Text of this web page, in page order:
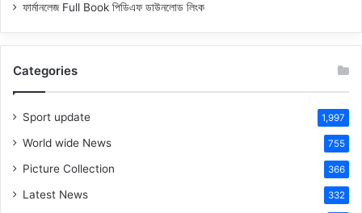
ফার্মানলেজ Full Book পিডিএফ ডাউনলোড লিংক
Categories
Sport update 1,997
World wide News 755
Picture Collection 366
Latest News 332